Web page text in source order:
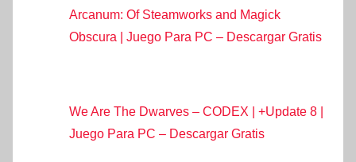
Arcanum: Of Steamworks and Magick
Obscura | Juego Para PC – Descargar Gratis
We Are The Dwarves – CODEX | +Update 8 |
Juego Para PC – Descargar Gratis